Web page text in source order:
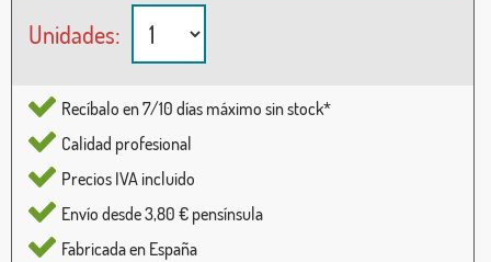
Unidades:
Recíbalo en 7/10 días máximo sin stock*
Calidad profesional
Precios IVA incluido
Envío desde 3,80 € pensínsula
Fabricada en España